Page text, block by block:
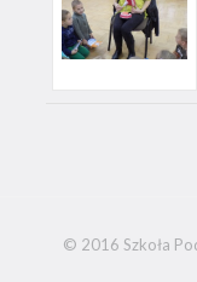
© 2016 Szkoła